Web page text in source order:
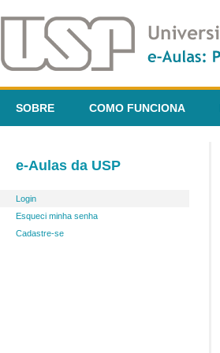
SOBRE COMO FUNCIONA
e-Aulas da USP
Login
Esqueci minha senha
Cadastre-se